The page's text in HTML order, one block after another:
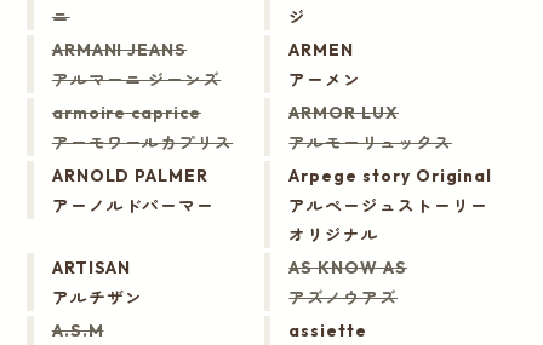
ニ
ジ
ARMANI JEANS
アルマーニ ジーンズ
ARMEN
アーメン
armoire caprice
アーモワールカプリス
ARMOR LUX
アルモーリュックス
ARNOLD PALMER
アーノルドパーマー
Arpege story Original
アルページュストーリー
オリジナル
ARTISAN
アルチザン
AS KNOW AS
アズノウアズ
A.S.M assiette